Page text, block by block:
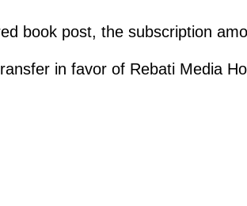
book post, the subscription
in favor of Rebati Media